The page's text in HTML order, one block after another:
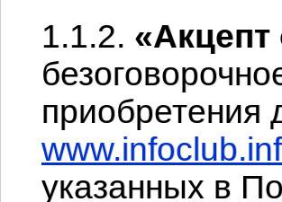
1.1.2.
приобретения
указанных в